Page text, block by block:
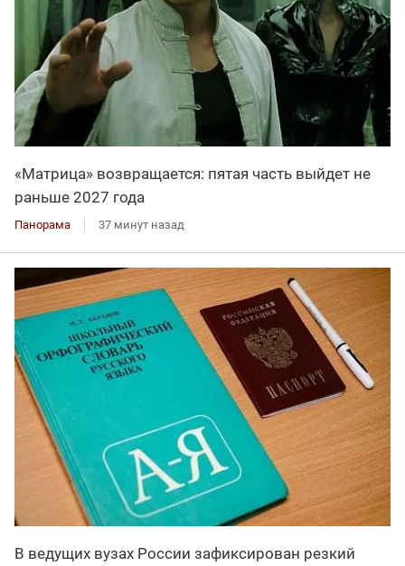
«Матрица» возвращается: пятая часть выйдет не
раньше 2027 года
Панорама 37 минут назад
В ведущих вузах России зафиксирован резкий